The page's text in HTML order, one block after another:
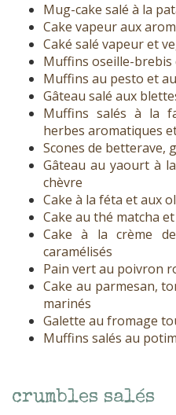
Mug-cake salé à la
Cake vapeur aux
Caké salé vapeur et
Muffins oseille-
Muffins au pesto et
Gâteau salé aux
Muffins salés à la
herbes aromatiques
Scones de betterave,
Gâteau au yaourt à
chèvre
Cake à la féta et aux
Cake au thé matcha
Cake à la crème
caramélisés
Pain vert au poivron
Cake au parmesan,
marinés
Galette au fromage
Muffins salés au
crumbles salés